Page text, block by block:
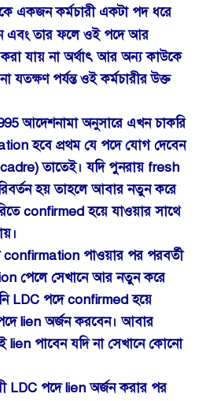
একজন কর্মচারী একটা পদ ধরে
এবং তার ফলে ওই পদে আর
করা যায় না অর্থাৎ আর অন্য কাউকে
যতক্ষণ পর্যন্ত ওই কর্মচারীর উক্ত
আদেশনামা অনুসারে এখন চাকরি
হবে প্রথম যে পদে যোগ দেবেন
তাতেই। যদি পুনরায় fresh
হয় তাহলে আবার নতুন করে
confirmed হয়ে যাওয়ার সাথে
পাওয়ার পর পরবর্তী
পেলে সেখানে আর নতুন করে
LDC পদে confirmed হয়ে
lien অর্জন করবেন। আবার
lien পাবেন যদি না সেখানে কোনো
LDC পদে lien অর্জন করার পর